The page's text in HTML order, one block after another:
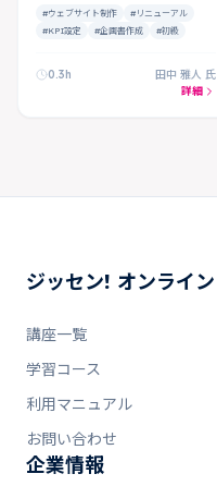
#ウェブサイト制作
#リニューアル
#KPI設定
#企画書作成 #初級
0.3h
田中 雅人 氏
詳細
ジッセン! オンライン
講座一覧
学習コース
利用マニュアル
お問い合わせ
企業情報